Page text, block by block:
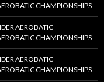
CHAMPIONSHIPS
AEROBATIC
CHAMPIONSHIPS
AEROBATIC
CHAMPIONSHIPS